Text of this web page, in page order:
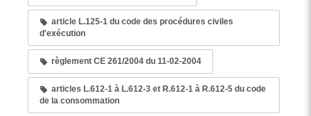
article L.125-1 du code des procédures civiles
d'exécution
règlement CE 261/2004 du 11-02-2004
articles L.612-1 à L.612-3 et R.612-1 à R.612-5 du code
de la consommation